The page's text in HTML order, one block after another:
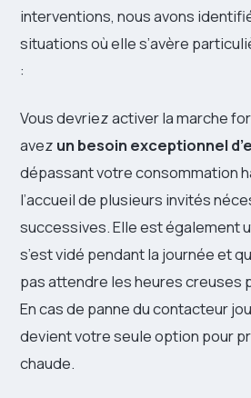
interventions, nous avons
situations où elle s’avère
:
Vous devriez activer la marche
avez un besoin exceptionnel
dépassant votre consommation
l’accueil de plusieurs invités
successives. Elle est également
s’est vidé pendant la journée et
pas attendre les heures creuses
En cas de panne du contacteur
devient votre seule option pour
chaude.